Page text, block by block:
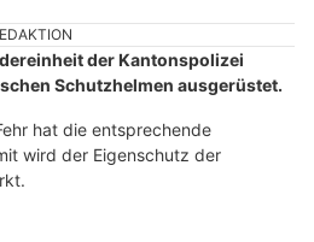
der Kantonspolizei
Schutzhelmen ausgerüstet.
hat die entsprechende
wird der Eigenschutz der